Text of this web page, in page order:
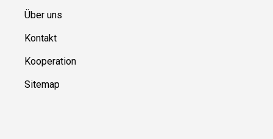
Über uns
Kontakt
Kooperation
Sitemap